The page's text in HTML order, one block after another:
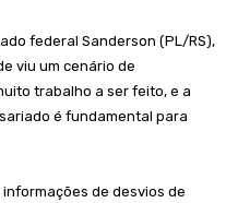
federal Sanderson (PL/RS),
viu um cenário de
trabalho a ser feito, e a
é fundamental para
de desvios de